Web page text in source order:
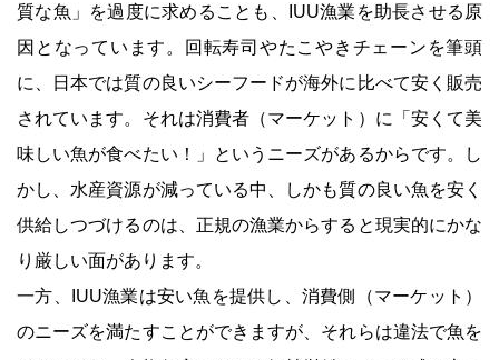
質な魚」を過度に求めることも、IUU漁業を助長させる原
因となっています。回転寿司やたこやきチェーンを筆頭
に、日本では質の良いシーフードが海外に比べて安く販売
されています。それは消費者（マーケット）に「安くて美
味しい魚が食べたい！」というニーズがあるからです。し
かし、水産資源が減っている中、しかも質の良い魚を安く
供給しつづけるのは、正規の漁業からすると現実的にかな
り厳しい面があります。
一方、IUU漁業は安い魚を提供し、消費側（マーケット）
のニーズを満たすことができますが、それらは違法で魚を